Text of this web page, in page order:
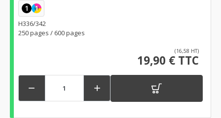
1 1
H336/342
250 pages / 600 pages
(16,58 HT)
19,90 € TTC
 